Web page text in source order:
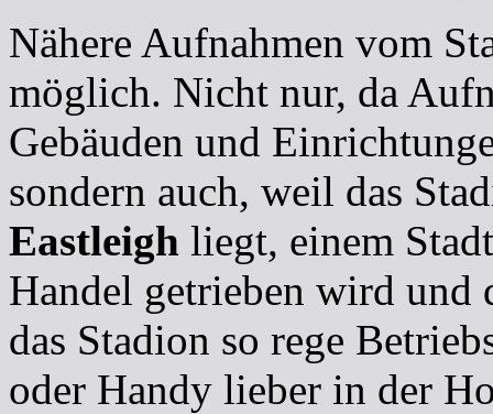
Nähere Aufnahmen vom
möglich. Nicht nur, da
Gebäuden und
sondern auch, weil das
Eastleigh liegt, einem
Handel getrieben wird und
das Stadion so rege
oder Handy lieber in der